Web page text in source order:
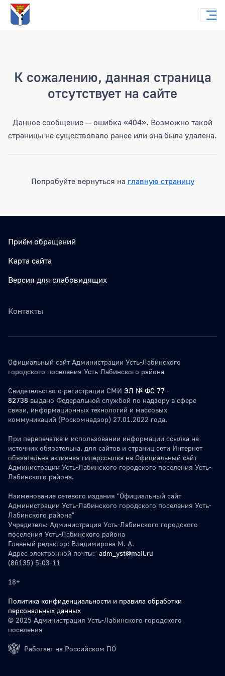
К сожалению, данная страница
отсутствует на сайте
Данное сообщение — ошибка «404». Возможно такой
страницы не существовало ранее или она была удалена.
Попробуйте вернуться на главную страницу
Приём обращений
Карта сайта
Версия для слабовидящих
Контакты
Официальный сайт Администрации Усть-Лабинского
городского поселения Усть-Лабинского района
Свидетельство о регистрации СМИ ЭЛ № ФС 77 -
82738 выдано Федеральной службой по надзору в сфере
связи, информационных технологий и массовых
коммуникаций (Роскомнадзор) 27.01.2022 года.
При перепечатке и использовании информации ссылка на
источник обязательна. для сайтов и страниц сети Интернет
обязательна активная гиперссылка на Официальный сайт
Администрации Усть-Лабинского городского поселения Усть-
Лабинского района.
Наименование сетевого издания "Официальный сайт
Администрации Усть-Лабинского городского поселения Усть-
Лабинского района"
Учредитель: Администрация Усть-Лабинского городского
поселения Усть-Лабинского района
Главный редактор: Владимирова М. А.
Адрес электронной почты: adm_yst@mail.ru
(86135) 5-03-11
18+
Политика конфиденциальности и правила обработки
персональных данных
© 2025 Администрация Усть-Лабинского городского
поселения
Работает на Российском ПО